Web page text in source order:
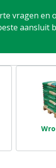
vragen en
aansluit